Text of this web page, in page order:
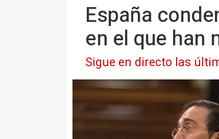
España
en el que han
Sigue en directo las